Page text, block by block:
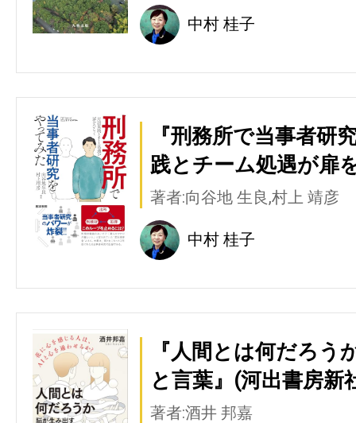
中村 桂子
『刑務所で当事者研
践とチーム処遇が扉
著者:向谷地 生良,村上 靖彦
中村 桂子
『人間とは何だろ
と言葉』(河出書房新
著者:酒井 邦嘉